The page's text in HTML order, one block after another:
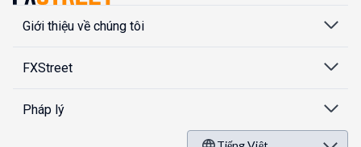
Giới thiệu về chúng tôi
FXStreet
Pháp lý